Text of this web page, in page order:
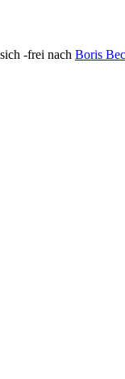
-frei nach Boris